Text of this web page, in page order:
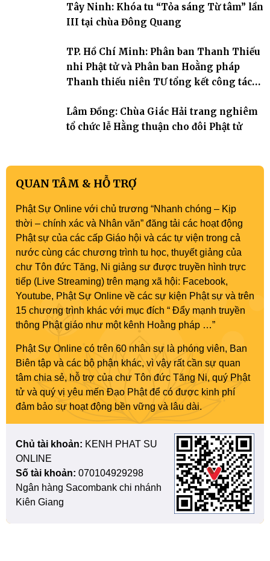
cho hơn 60 tu sinh.Tây Ninh: Khóa tu “Tỏa sáng Từ tâm” lần
III tại chùa Đông Quang
TP. Hồ Chí Minh: Phân ban Thanh Thiếu
nhi Phật tử và Phân ban Hoằng pháp
Thanh thiếu niên TƯ tổng kết công tác
Lâm Đồng: Chùa Giác Hải trang nghiêm
tổ chức lễ Hằng thuận cho đôi Phật tử
QUAN TÂM & HỖ TRỢ
Phật Sự Online với chủ trương “Nhanh chóng – Kịp
thời – chính xác và Nhân văn” đăng tải các hoạt động
Phật sự của các cấp Giáo hội và các tự viện trong cả
nước cùng các chương trình tu học, thuyết giảng của
chư Tôn đức Tăng, Ni giảng sư được truyền hình trực
tiếp (Live Streaming) trên mạng xã hội: Facebook,
Youtube, Phật Sự Online về các sự kiện Phật sự và trên
15 chương trình khác với mục đích “ Đẩy mạnh truyền
thông Phật giáo như một kênh Hoằng pháp …”
Phật Sự Online có trên 60 nhân sự là phóng viên, Ban
Biên tập và các bộ phận khác, vì vậy rất cần sự quan
tâm chia sẻ, hỗ trợ của chư Tôn đức Tăng Ni, quý Phật
tử và quý vị yêu mến Đạo Phật để có được kinh phí
đảm bảo sự hoạt động bền vững và lâu dài.
Chủ tài khoản: KENH PHAT SU
ONLINE
Số tài khoản: 070104929298
Ngân hàng Sacombank chi nhánh
Kiên Giang